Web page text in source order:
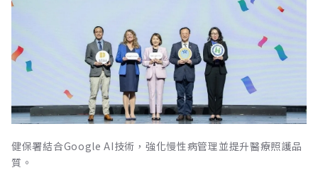
健保署結合Google AI技術，強化慢性病管理並提升醫療照護品
質。